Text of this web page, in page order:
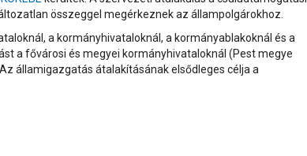
összeggel megérkeznek az állampolgárokhoz.
a kormányhivataloknál, a kormányablakoknál és a
a fővárosi és megyei kormányhivataloknál (Pest megye
államigazgatás átalakításának elsődleges célja a